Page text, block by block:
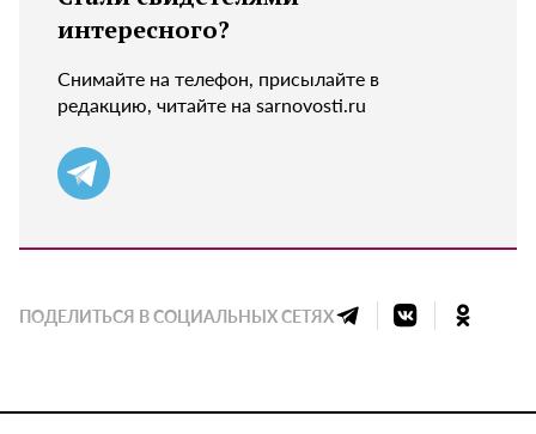
интересного?
Снимайте на телефон, присылайте в
редакцию, читайте на sarnovosti.ru
ПОДЕЛИТЬСЯ В СОЦИАЛЬНЫХ СЕТЯХ